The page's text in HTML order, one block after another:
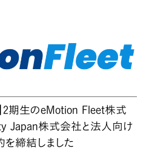
2期生のeMotion Fleet株式
Japan株式会社と法人向け
を締結しました